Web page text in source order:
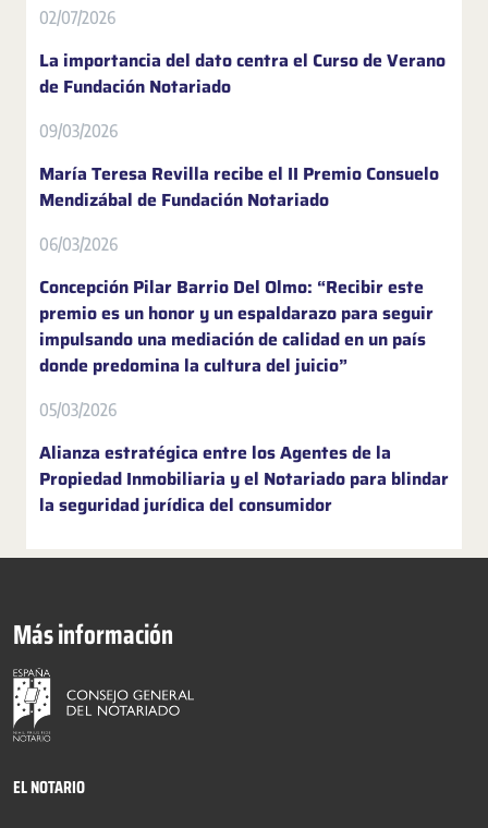
02/07/2026
La importancia del dato centra el Curso de Verano
de Fundación Notariado
09/03/2026
María Teresa Revilla recibe el II Premio Consuelo
Mendizábal de Fundación Notariado
06/03/2026
Concepción Pilar Barrio Del Olmo: “Recibir este
premio es un honor y un espaldarazo para seguir
impulsando una mediación de calidad en un país
donde predomina la cultura del juicio”
05/03/2026
Alianza estratégica entre los Agentes de la
Propiedad Inmobiliaria y el Notariado para blindar
la seguridad jurídica del consumidor
Más información
EL NOTARIO